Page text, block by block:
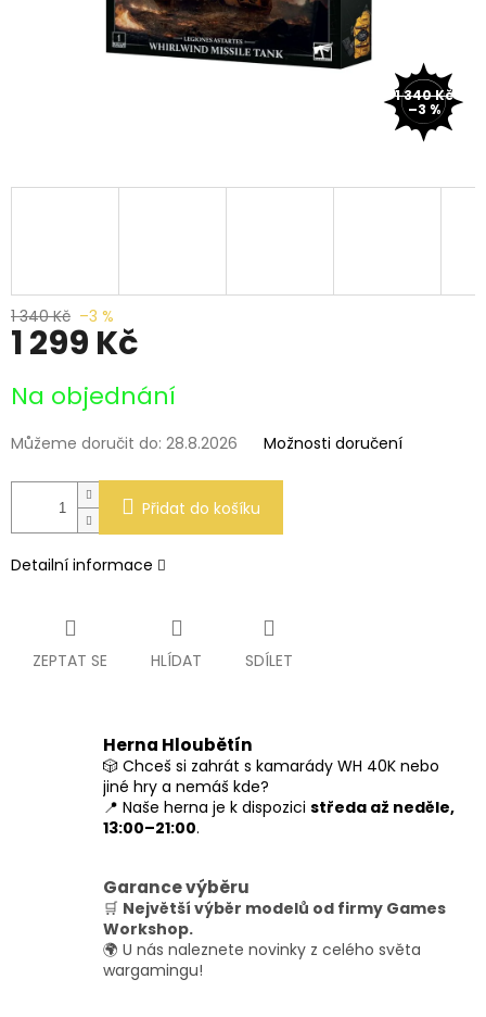
1 340 Kč
–3 %
1 340 Kč –3 %
1 299 Kč
cena:
Na objednání
Můžeme doručit do: 28.8.2026 Možnosti doručení
Přidat do košíku
Detailní informace
ZEPTAT SE HLÍDAT SDÍLET
Herna Hloubětín
🎲 Chceš si zahrát s kamarády WH 40K nebo
jiné hry a nemáš kde?
📍 Naše herna je k dispozici středa až neděle,
13:00–21:00.
Garance výběru
🛒 Největší výběr modelů od firmy Games
Workshop.
🌍 U nás naleznete novinky z celého světa
wargamingu!